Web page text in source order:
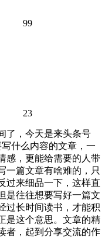
99
23
了，今天是来头条号
什么内容的文章，一
感，更能给需要的人带
一篇文章有啥难的，只
过来细品一下，这样直
是往往想要写好一篇文
过长时间读书，才能积
是这个意思。文章的精
者，起到分享交流的作